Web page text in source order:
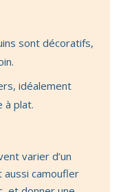
sont décoratifs,
idéalement
à plat.
varier d’un
aussi camoufler